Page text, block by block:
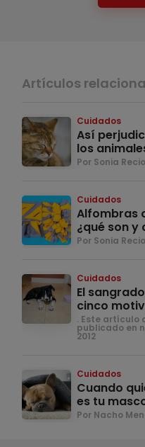
Artículos
Cuidados
Así
los
Por Sonia Recio
Cuidados
Alfombras
¿qué son y
Por Sonia Recio
Cuidados
El
cinco
. Este artículo
publicado en
2012
Cuidados
Cuando
es tu
Por Nacho